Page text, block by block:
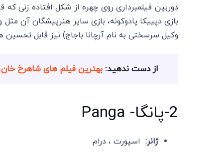
دوربین فیلمبرداری روی چهره از شکل افتاده زنی
بازی دپییکا پادوکونه، بازی سایر هنرپیشگان آن
وکیل سرسختی به نام آرچانا باجاج) نیز قابل تحسین
از دست ندهید: بهترین فیلم های شاهرخ خان
2-پانگا- Panga
ژانر: اسپورت ، درام